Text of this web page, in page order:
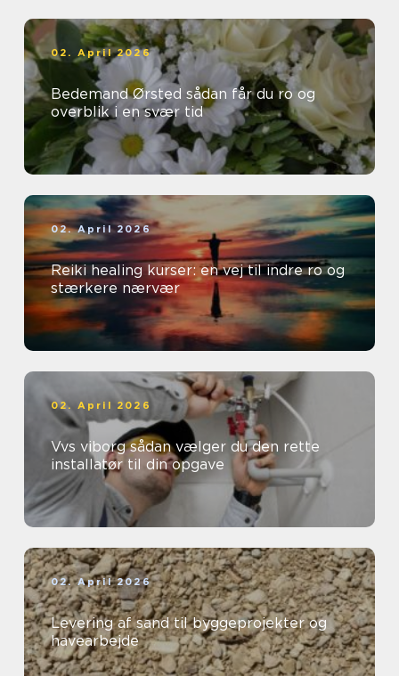
02. April 2026
Bedemand Ørsted sådan får du ro og
overblik i en svær tid
02. April 2026
Reiki healing kurser: en vej til indre ro og
stærkere nærvær
02. April 2026
Vvs viborg sådan vælger du den rette
installatør til din opgave
02. April 2026
Levering af sand til byggeprojekter og
havearbejde